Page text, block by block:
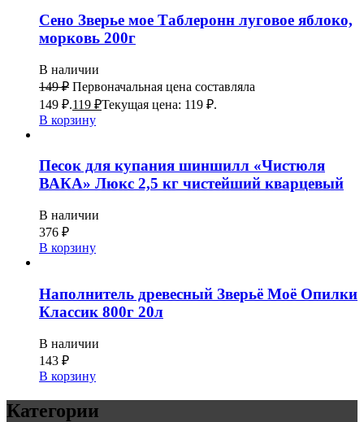
Сено Зверье мое Таблеронн луговое яблоко,
морковь 200г
В наличии
149₽ Первоначальная цена составляла
149 ₽.119 ₽Текущая цена: 119 ₽.
В корзину
Песок для купания шиншилл «Чистюля
ВАКА» Люкс 2,5 кг чистейший кварцевый
В наличии
376 ₽
В корзину
Наполнитель древесный Зверьё Моё Опилки
Классик 800г 20л
В наличии
143 ₽
В корзину
Категории